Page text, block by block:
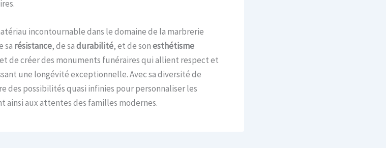
incontournable dans le domaine de la marbrerie
sa résistance, de sadurabilité, et de sonesthétisme
de créer des monuments funéraires qui allient respect et
une longévité exceptionnelle. Avec sa diversité de
des possibilités quasi infinies pour personnaliser les
ainsi aux attentes des familles modernes.